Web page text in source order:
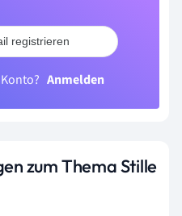
registrieren
Anmelden
zum Thema Stille